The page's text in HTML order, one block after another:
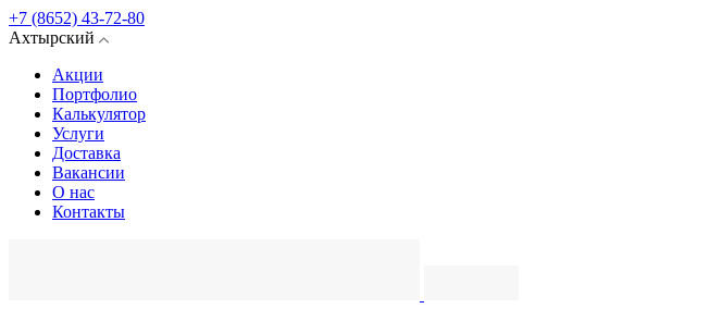
+7 (8652) 43-72-80
Ахтырский
Акции
Портфолио
Калькулятор
Услуги
Доставка
Вакансии
О нас
Контакты